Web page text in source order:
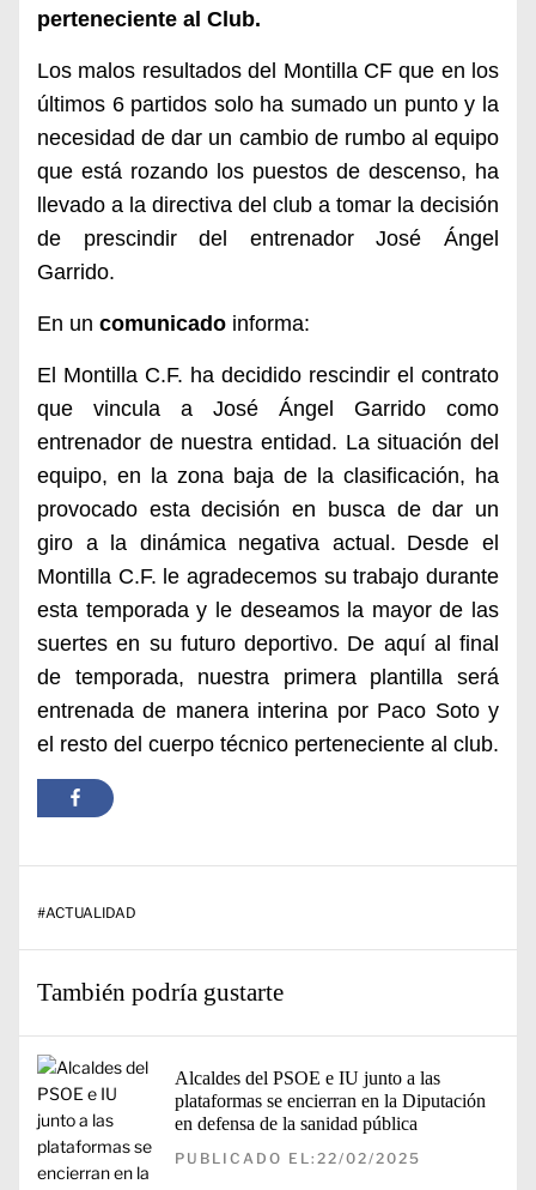
perteneciente al Club.
Los malos resultados del Montilla CF que en los
últimos 6 partidos solo ha sumado un punto y la
necesidad de dar un cambio de rumbo al equipo
que está rozando los puestos de descenso, ha
llevado a la directiva del club a tomar la decisión
de prescindir del entrenador José Ángel
Garrido.
En un comunicado informa:
E l Montilla C.F. ha decidido rescindir el contrato
que vincula a José Ángel Garrido como
entrenador de nuestra entidad. La situación del
equipo, en la zona baja de la clasificación, ha
provocado esta decisión en busca de dar un
giro a la dinámica negativa actual. Desde el
Montilla C.F. le agradecemos su trabajo durante
esta temporada y le deseamos la mayor de las
suertes en su futuro deportivo. De aquí al final
de temporada, nuestra primera plantilla será
entrenada de manera interina por Paco Soto y
el resto del cuerpo técnico perteneciente al club.
#ACTUALIDAD
También podría gustarte
Alcaldes del PSOE e IU junto a las
plataformas se encierran en la Diputación
en defensa de la sanidad pública
PUBLICADO EL:22/02/2025